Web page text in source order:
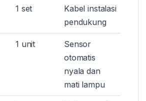
1 set
Kabel instalasi
pendukung
1 unit
Sensor
otomatis
nyala dan
mati lampu